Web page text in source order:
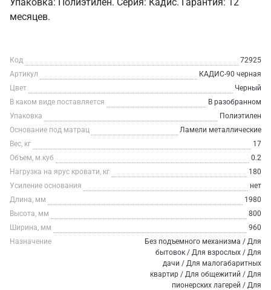
месяцев.
Код
72925
Артикул
КАДИС-90 черная
Цвет
Черный
В каком виде поставляется
В разобранном
Упаковка
Полиэтилен
Основание под матрац
Ламели металлические
Вес, кг
17
Объем, м.куб
0.2
Нагрузка на ярус кровати, кг
180
Усиление основания
нет
Длина, мм
1980
Высота, мм
800
Ширина, мм
960
Назначение
Без подъемного механизма / Для
бытовок / Для взрослых / Для
дачи / Для малогабаритных
квартир / Для общежитий / Для
пионерских лагерей / Для